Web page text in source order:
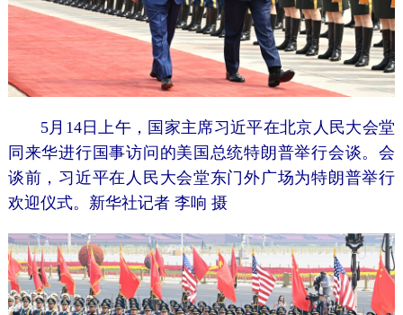
5月14日上午，国家主席习近平在北京人民大会堂
同来华进行国事访问的美国总统特朗普举行会谈。会
谈前，习近平在人民大会堂东门外广场为特朗普举行
欢迎仪式。新华社记者 李响 摄